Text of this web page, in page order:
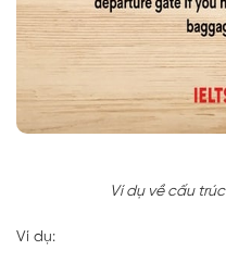
Ví dụ về cấu
Ví dụ: